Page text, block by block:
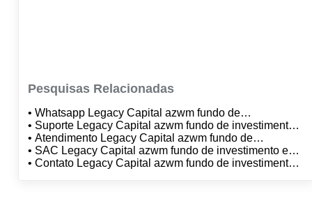
Pesquisas Relacionadas
• Whatsapp Legacy Capital azwm fundo de
investimento em cotas de fundo de investimento
multimercado
• Suporte Legacy Capital azwm fundo de investimento
em cotas de fundo de investimento multimercado
• Atendimento Legacy Capital azwm fundo de
investimento em cotas de fundo de investimento
multimercado
• SAC Legacy Capital azwm fundo de investimento em
cotas de fundo de investimento multimercado
• Contato Legacy Capital azwm fundo de investimento